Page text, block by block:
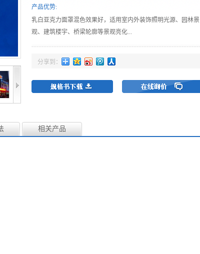
产品优势:
乳白亚克力面罩混色效果好，适用室内外装饰照明光源、园林景
观、建筑楼宇、桥梁轮廓等景观亮化...
分享到：
相关产品